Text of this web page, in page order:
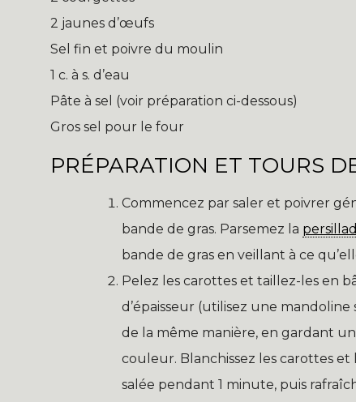
2 jaunes d’œufs
Sel fin et poivre du moulin
1 c. à s. d’eau
Pâte à sel (voir préparation ci-dessous)
Gros sel pour le four
PRÉPARATION ET TOURS
Commencez par saler et poivrer
bande de gras. Parsemez la
bande de gras en veillant à ce
Pelez les carottes et taillez-les en
d’épaisseur (utilisez une
de la même manière, en gardant
couleur. Blanchissez les carottes
salée pendant 1 minute, puis